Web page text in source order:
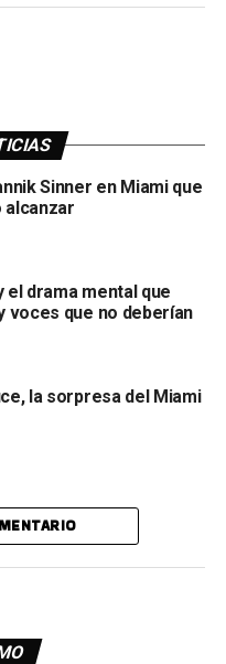
Sinner en Miami que
alcanzar
el drama mental que
voces que no deberían
la sorpresa del Miami